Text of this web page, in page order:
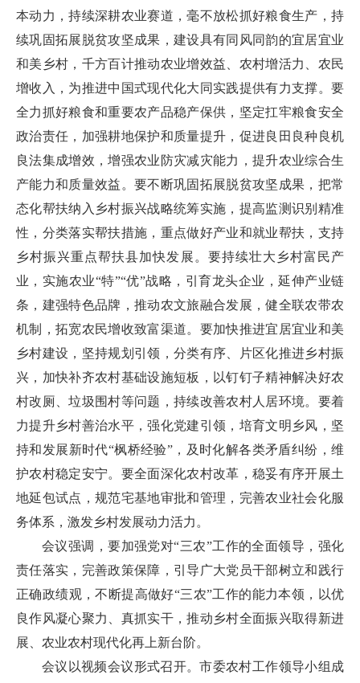
本动力，持续深耕农业赛道，毫不放松抓好粮食生产，持
续巩固拓展脱贫攻坚成果，建设具有同风同韵的宜居宜业
和美乡村，千方百计推动农业增效益、农村增活力、农民
增收入，为推进中国式现代化大同实践提供有力支撑。要
全力抓好粮食和重要农产品稳产保供，坚定扛牢粮食安全
政治责任，加强耕地保护和质量提升，促进良田良种良机
良法集成增效，增强农业防灾减灾能力，提升农业综合生
产能力和质量效益。要不断巩固拓展脱贫攻坚成果，把常
态化帮扶纳入乡村振兴战略统筹实施，提高监测识别精准
性，分类落实帮扶措施，重点做好产业和就业帮扶，支持
乡村振兴重点帮扶县加快发展。要持续壮大乡村富民产
业，实施农业“特”“优”战略，引育龙头企业，延伸产业链
条，建强特色品牌，推动农文旅融合发展，健全联农带农
机制，拓宽农民增收致富渠道。要加快推进宜居宜业和美
乡村建设，坚持规划引领，分类有序、片区化推进乡村振
兴，加快补齐农村基础设施短板，以钉钉子精神解决好农
村改厕、垃圾围村等问题，持续改善农村人居环境。要着
力提升乡村善治水平，强化党建引领，培育文明乡风，坚
持和发展新时代“枫桥经验”，及时化解各类矛盾纠纷，维
护农村稳定安宁。要全面深化农村改革，稳妥有序开展土
地延包试点，规范宅基地审批和管理，完善农业社会化服
务体系，激发乡村发展动力活力。
会议强调，要加强党对“三农”工作的全面领导，强化
责任落实，完善政策保障，引导广大党员干部树立和践行
正确政绩观，不断提高做好“三农”工作的能力本领，以优
良作风凝心聚力、真抓实干，推动乡村全面振兴取得新进
展、农业农村现代化再上新台阶。
会议以视频会议形式召开。市委农村工作领导小组成